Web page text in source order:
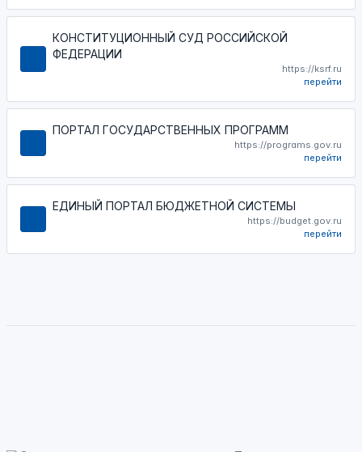
КОНСТИТУЦИОННЫЙ СУД РОССИЙСКОЙ
ФЕДЕРАЦИИ
https://ksrf.ru
перейти
ПОРТАЛ ГОСУДАРСТВЕННЫХ ПРОГРАММ
https://programs.gov.ru
перейти
ЕДИНЫЙ ПОРТАЛ БЮДЖЕТНОЙ СИСТЕМЫ
https://budget.gov.ru
перейти